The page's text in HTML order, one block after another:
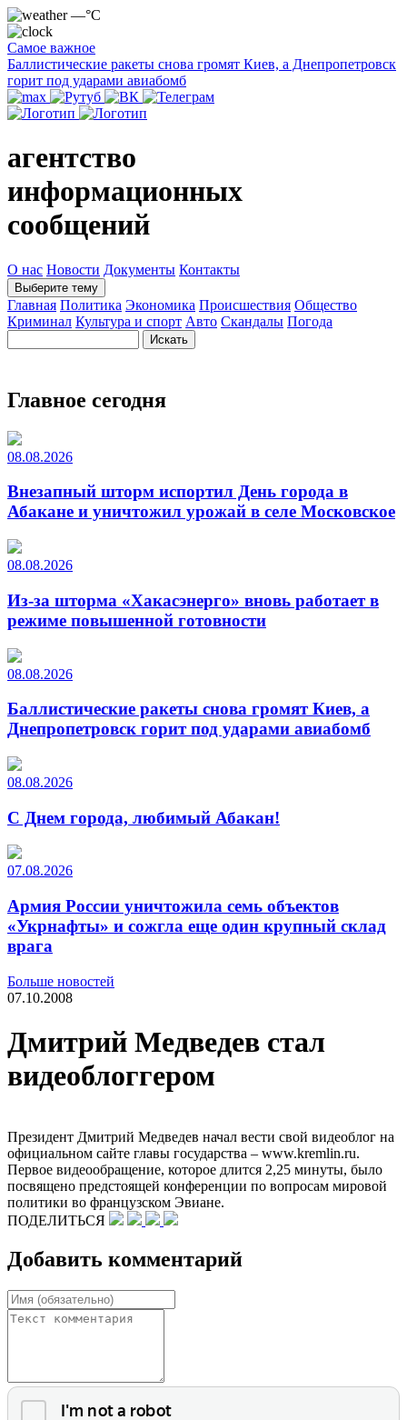
—°C
Самое важное
Баллистические ракеты снова громят Киев, а Днепропетровск
горит под ударами авиабомб
агентство
информационных
сообщений
О нас Новости Документы Контакты
Выберите тему
Главная Политика Экономика Происшествия Общество
Криминал Культура и спорт Авто Скандалы Погода
Главное сегодня
08.08.2026
Внезапный шторм испортил День города в
Абакане и уничтожил урожай в селе Московское
08.08.2026
Из-за шторма «Хакасэнерго» вновь работает в
режиме повышенной готовности
08.08.2026
Баллистические ракеты снова громят Киев, а
Днепропетровск горит под ударами авиабомб
08.08.2026
С Днем города, любимый Абакан!
07.08.2026
Армия России уничтожила семь объектов
«Укрнафты» и сожгла еще один крупный склад
врага
Больше новостей
07.10.2008
Дмитрий Медведев стал
видеоблоггером
Президент Дмитрий Медведев начал вести свой видеоблог на
официальном сайте главы государства – www.kremlin.ru.
Первое видеообращение, которое длится 2,25 минуты, было
посвящено предстоящей конференции по вопросам мировой
политики во французском Эвиане.
ПОДЕЛИТЬСЯ
Добавить комментарий